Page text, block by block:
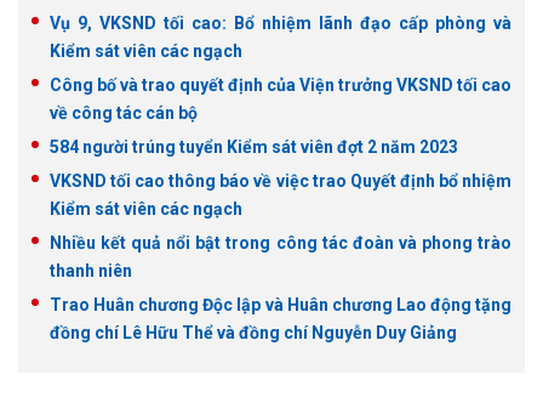
Vụ 9, VKSND tối cao: Bổ nhiệm lãnh đạo cấp phòng và
Kiểm sát viên các ngạch
Công bố và trao quyết định của Viện trưởng VKSND tối cao
về công tác cán bộ
584 người trúng tuyển Kiểm sát viên đợt 2 năm 2023
VKSND tối cao thông báo về việc trao Quyết định bổ nhiệm
Kiểm sát viên các ngạch
Nhiều kết quả nổi bật trong công tác đoàn và phong trào
thanh niên
Trao Huân chương Độc lập và Huân chương Lao động tặng
đồng chí Lê Hữu Thể và đồng chí Nguyễn Duy Giảng